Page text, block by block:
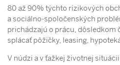
80 až 90% týchto rizikových
a sociálno-spoločenských
prichádzajú o prácu, dôsledkom
splácať pôžičky, leasing,
V núdzi a v ťažkej životnej